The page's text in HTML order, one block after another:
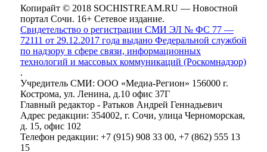
Копирайт © 2018 SOCHISTREAM.RU — Новостной
портал Сочи. 16+ Сетевое издание.
Свидетельство о регистрации СМИ ЭЛ № ФС 77 —
72111 от 29.12.2017 года выдано Федеральной службой
по надзору в сфере связи, информационных
технологий и массовых коммуникаций (Роскомнадзор)
.
Учредитель СМИ: ООО «Медиа-Регион» 156000 г.
Кострома, ул. Ленина, д.10 офис 37Г
Главный редактор - Ратьков Андрей Геннадьевич
Адрес редакции: 354002, г. Сочи, улица Черноморская,
д. 15, офис 102
Телефон редакции: +7 (915) 908 33 00, +7 (862) 555 13
15